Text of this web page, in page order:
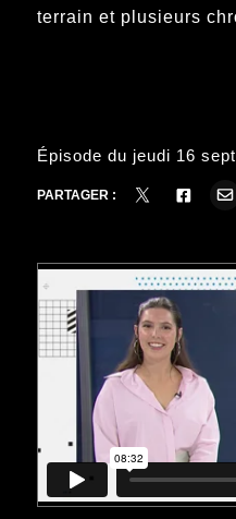
terrain et plusieurs
Épisode du jeudi 16
PARTAGER :